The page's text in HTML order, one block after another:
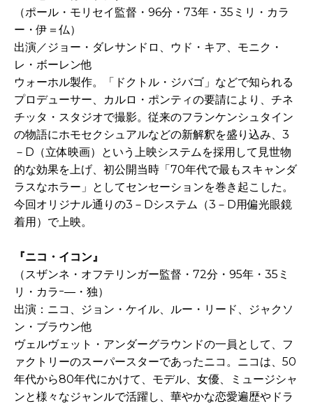
（ポール・モリセイ監督・96分・73年・35ミリ・カラ
ー・伊＝仏）
出演／ジョー・ダレサンドロ、ウド・キア、モニク・
レ・ボーレン他
ウォーホル製作。「ドクトル・ジバゴ」などで知られる
プロデューサー、カルロ・ポンティの要請により、チネ
チッタ・スタジオで撮影。従来のフランケンシュタイン
の物語にホモセクシュアルなどの新解釈を盛り込み、3
－D（立体映画）という上映システムを採用して見世物
的な効果を上げ、初公開当時「70年代で最もスキャンダ
ラスなホラー」としてセンセーションを巻き起こした。
今回オリジナル通りの3－Dシステム（3－D用偏光眼鏡
着用）で上映。
『ニコ・イコン』
（スザンネ・オフテリンガー監督・72分・95年・35ミ
リ・カラｰ―・独）
出演：ニコ、ジョン・ケイル、ルー・リード、ジャクソ
ン・ブラウン他
ヴェルヴェット・アンダーグラウンドの一員として、フ
ァクトリーのスーパースターであったニコ。ニコは、50
年代から80年代にかけて、モデル、女優、ミュージシャ
ンと様々なジャンルで活躍し、華やかな恋愛遍歴やドラ